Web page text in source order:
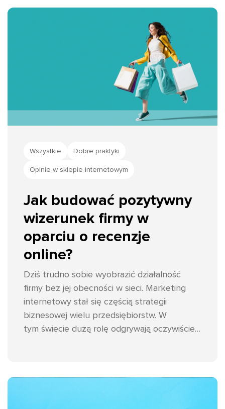
procesie podejmowania decyzji zakupowych.
Wszystkie Dobre praktyki
Opinie w sklepie internetowym
Jak budować pozytywny
wizerunek firmy w
oparciu o recenzje
online?
Dziś trudno sobie wyobrazić działalność
firmy bez jej obecności w sieci. Marketing
internetowy stał się częścią strategii
biznesowej wielu przedsiębiorstw. W
tym świecie dużą rolę odgrywają oczywiście